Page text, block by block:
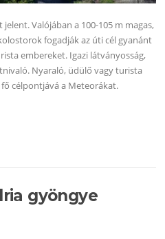
Valójában a 100-105 m magas,
fogadják az úti cél gyanánt
embereket. Igazi látványosság,
Nyaraló, üdülő vagy turista
célpontjává a Meteorákat.
gyöngye